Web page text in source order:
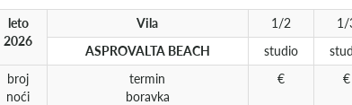
leto
2026
Vila 1/2 1/
ASPROVALTA BEACH
studio
broj
noći
termin
boravka
€ €